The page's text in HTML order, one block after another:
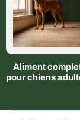
Aliment
pour chiens